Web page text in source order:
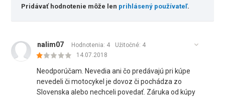
Pridávať hodnotenie môže len prihlásený používateľ.
nalim07 Hodnotenia: 4 Užitočné: 4
14.07.2018
Neodporúčam. Nevedia ani čo predávajú pri kúpe
nevedeli či motocykel je dovoz či pochádza zo
Slovenska alebo nechceli povedať. Záruka od kúpy